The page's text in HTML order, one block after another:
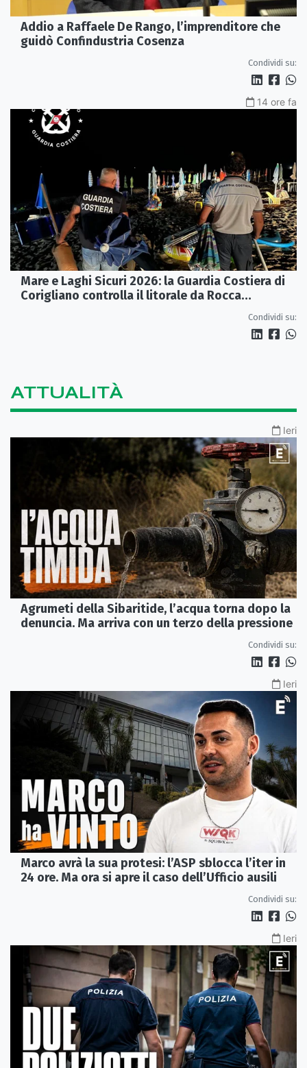
Addio a Raffaele De Rango, l’imprenditore che
guidò Confindustria Cosenza
Condividi su:
14 ore fa
Mare e Laghi Sicuri 2026: la Guardia Costiera di
Corigliano controlla il litorale da Rocca
Condividi su:
ATTUALITÀ
Ieri
Agrumeti della Sibaritide, l’acqua torna dopo la
denuncia. Ma arriva con un terzo della pressione
Condividi su:
Ieri
Marco avrà la sua protesi: l’ASP sblocca l’iter in
24 ore. Ma ora si apre il caso dell’Ufficio ausili
Condividi su:
Ieri